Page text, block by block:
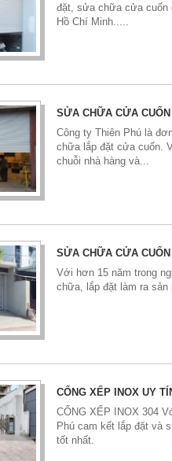
đặt, sửa chữa cửa cuốn
Hồ Chí Minh.....
SỬA CHỮA CỬA
Công ty Thiên Phú là
chữa lắp đặt cửa cuốn.
chuỗi nhà hàng và...
SỬA CHỮA CỬA
Với hơn 15 năm trong
chữa, lắp đặt làm ra
CỔNG XẾP INOX UY
CỔNG XẾP INOX 304
Phú cam kết lắp đặt và
tốt nhất.